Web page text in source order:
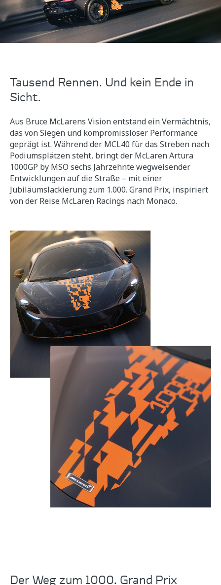
Tausend Rennen. Und kein Ende in
Sicht.
Aus Bruce McLarens Vision entstand ein Vermächtnis,
das von Siegen und kompromissloser Performance
geprägt ist. Während der MCL40 für das Streben nach
Podiumsplätzen steht, bringt der McLaren Artura
1000GP by MSO sechs Jahrzehnte wegweisender
Entwicklungen auf die Straße – mit einer
Jubiläumslackierung zum 1.000. Grand Prix, inspiriert
von der Reise McLaren Racings nach Monaco.
Der Weg zum 1000. Grand Prix